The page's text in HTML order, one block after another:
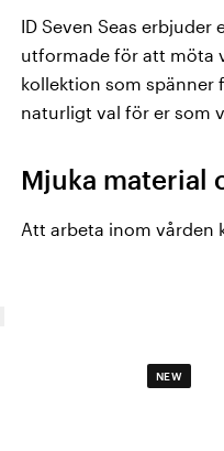
ID Seven Seas
utformade för att möta
kollektion som spänner
naturligt val för er som
Mjuka material
Att arbeta inom vården
NEW